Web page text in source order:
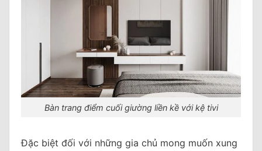
Bàn trang điểm cuối giường liền kề với kệ tivi
Đặc biệt đối với những gia chủ mong muốn xung